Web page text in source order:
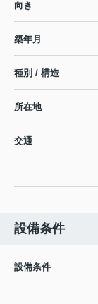
向き
築年月
種別 / 構造
所在地
交通
設備条件
設備条件